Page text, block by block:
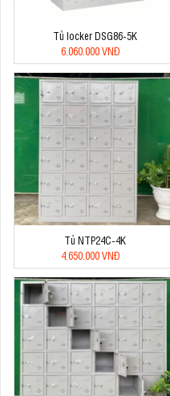
Tủ locker DSG86-5K
6.060.000 VNĐ
Tủ NTP24C-4K
4.650.000 VNĐ